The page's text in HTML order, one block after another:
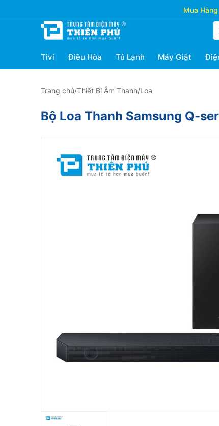
Mua
Tivi Điều Hòa Tủ Lạnh Máy Giặt
Trang chủ/Thiết Bị Âm Thanh/Loa
Bộ Loa Thanh Samsung Q-